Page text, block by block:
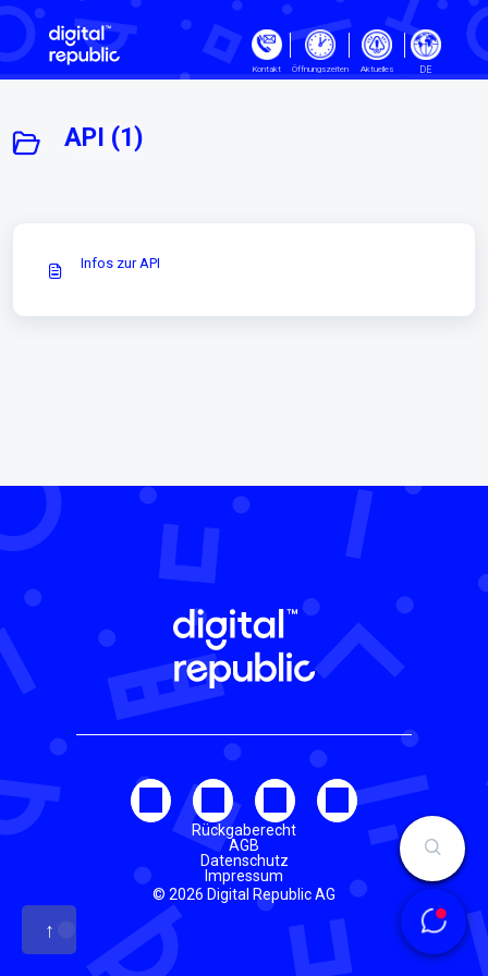
Zum hauptsächlichen Inhalt gehen
Kontakt Öffnungszeiten Aktuelles DE
API (1)
Infos zur API
↑
Rückgaberecht
AGB
Datenschutz
Impressum
© 2026 Digital Republic AG